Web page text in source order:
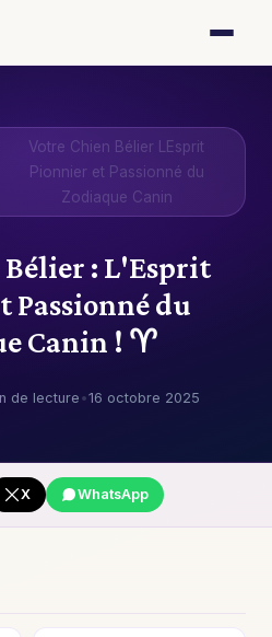
Votre Chien Bélier LEsprit
Pionnier et Passionné du
Zodiaque Canin
Bélier : L'Esprit
Passionné du
Canin ! ♈
de lecture •16 octobre 2025
X WhatsApp